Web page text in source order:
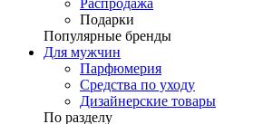
Распродажа
Подарки
Популярные бренды
Для мужчин
Парфюмерия
Средства по уходу
Дизайнерские товары
По разделу